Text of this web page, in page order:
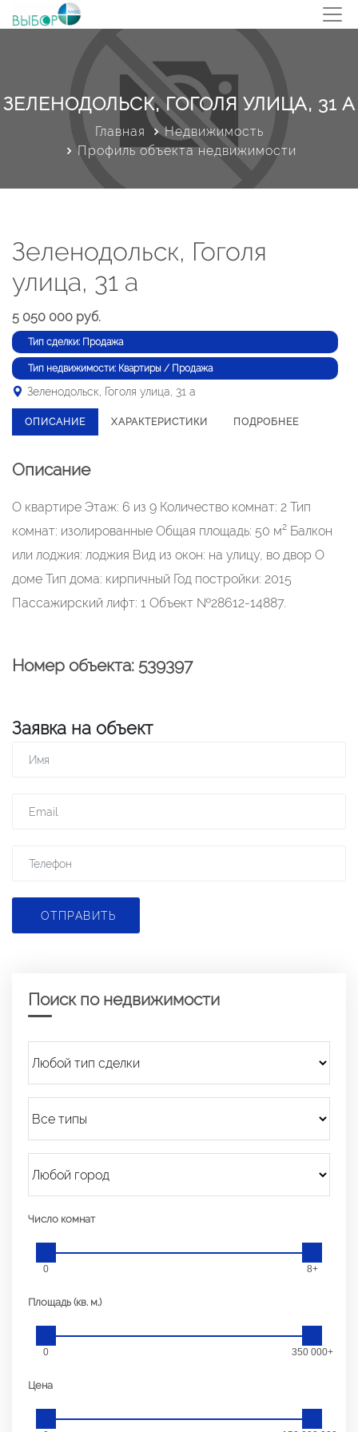
ЗЕЛЕНОДОЛЬСК, ГОГОЛЯ УЛИЦА, 31 А
Главная
Недвижимость
Профиль объекта недвижимости
Зеленодольск, Гоголя
улица, 31 а
5 050 000 руб.
Тип сделки: Продажа
Тип недвижимости: Квартиры / Продажа
Зеленодольск, Гоголя улица, 31 а
ОПИСАНИЕ ХАРАКТЕРИСТИКИ ПОДРОБНЕЕ
Описание
О квартире Этаж: 6 из 9 Количество комнат: 2 Тип
комнат: изолированные Общая площадь: 50 м² Балкон
или лоджия: лоджия Вид из окон: на улицу, во двор О
доме Тип дома: кирпичный Год постройки: 2015
Пассажирский лифт: 1 Объект №28612-14887.
Номер объекта: 539397
Заявка на объект
ОТПРАВИТЬ
Поиск по недвижимости
Число комнат
0 8+
Площадь (кв. м.)
0 350 000+
Цена